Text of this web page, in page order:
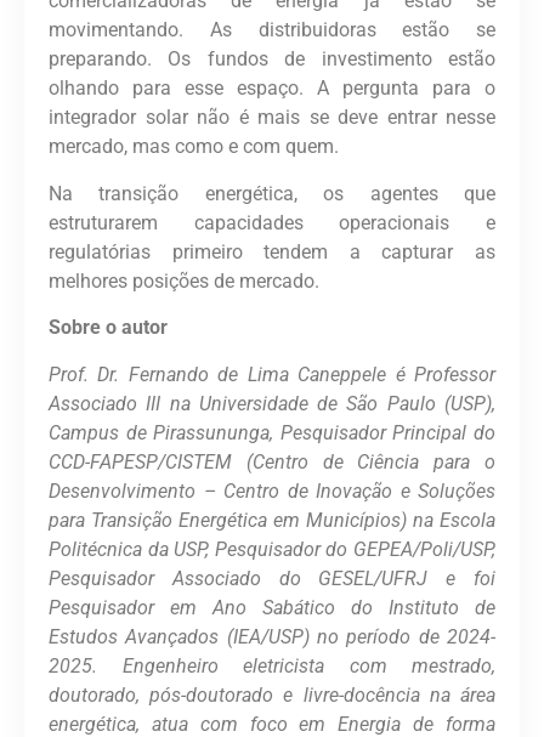
movimentando. As distribuidoras estão se
preparando. Os fundos de investimento estão
olhando para esse espaço. A pergunta para o
integrador solar não é mais sedeve entrar nesse
mercado, mas como e com quem.
Na transição energética, os agentes que
estruturarem capacidades operacionais e
regulatórias primeiro tendem a capturar as
melhores posições de mercado.
Sobre o autor
Prof. Dr. Fernando de Lima Caneppele é Professor
Associado III na Universidade de São Paulo (USP),
Campus de Pirassununga, Pesquisador Principal do
CCD-FAPESP/CISTEM (Centro de Ciência para o
Desenvolvimento – Centro de Inovação e Soluções
para Transição Energética em Municípios) na Escola
Politécnica da USP, Pesquisador do GEPEA/Poli/USP,
Pesquisador Associado do GESEL/UFRJ e foi
Pesquisador em Ano Sabático do Instituto de
Estudos Avançados (IEA/USP) no período de 2024-
2025. Engenheiro eletricista com mestrado,
doutorado, pós-doutorado e livre-docência na área
energética, atua com foco em Energia de forma